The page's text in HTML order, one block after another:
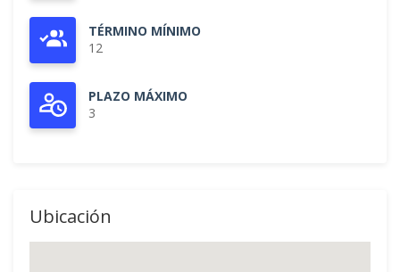
TÉRMINO MÍNIMO
12
PLAZO MÁXIMO
3
Ubicación